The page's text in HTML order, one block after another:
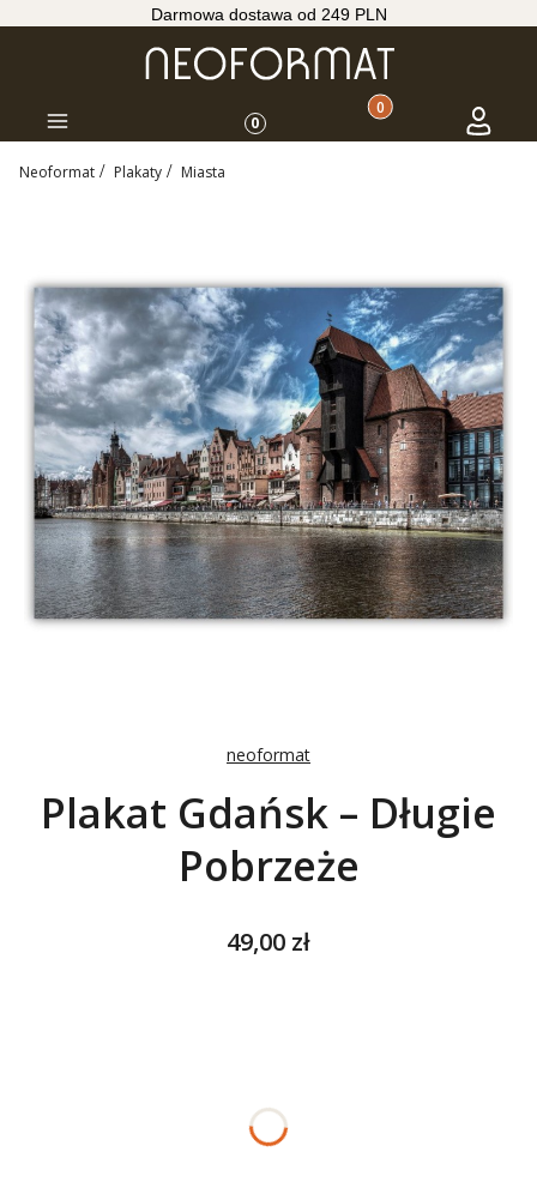
Darmowa dostawa od 249 PLN
Menu 0 Produkty w koszyku:
Koszyk Zaloguj
Neoformat Plakaty Miasta
neoformat
Plakat Gdańsk – Długie
Pobrzeże
Cena
49,00 zł